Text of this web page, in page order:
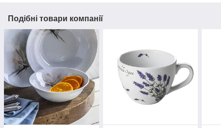
Подібні товари компанії